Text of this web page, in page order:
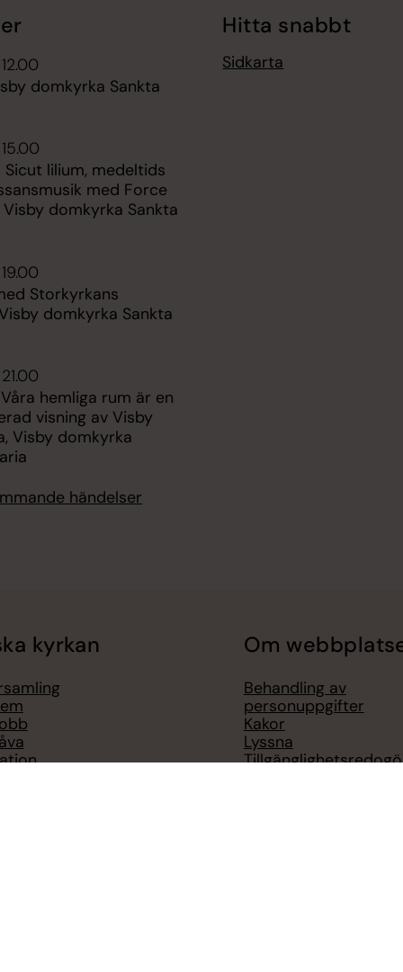
domkyrka Sankta
lilium, medeltids
med Force
domkyrka Sankta
Storkyrkans
domkyrka Sankta
hemliga rum är en
visning av Visby
Visby domkyrka
händelser
Hitta snabbt
Sidkarta
kyrkan Om
Behandling av
personuppgifter
Kakor
Lyssna